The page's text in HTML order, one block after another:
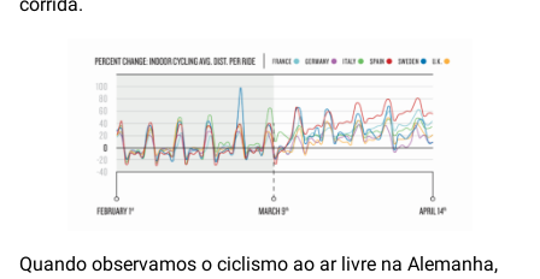
corrida.
Quando observamos o ciclismo ao ar livre na Alemanha,